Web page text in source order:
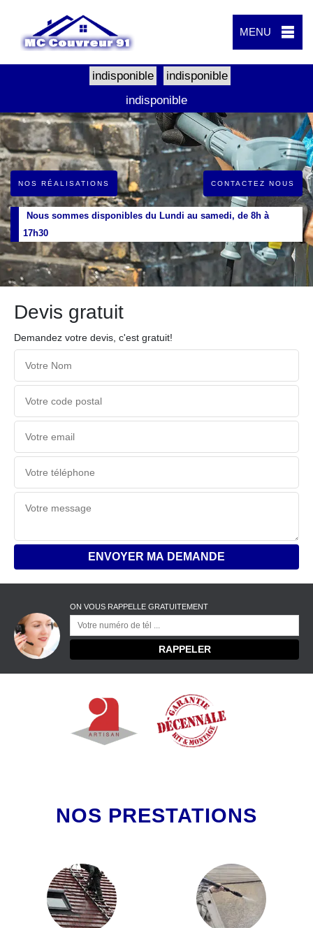
MENU
indisponible
indisponible
indisponible
NOS RÉALISATIONS CONTACTEZ NOUS
Nous sommes disponibles du Lundi au samedi, de 8h à
17h30
Devis gratuit
Demandez votre devis, c'est gratuit!
ON VOUS RAPPELLE GRATUITEMENT
NOS PRESTATIONS